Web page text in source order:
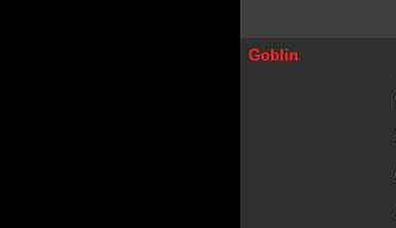
Goblin